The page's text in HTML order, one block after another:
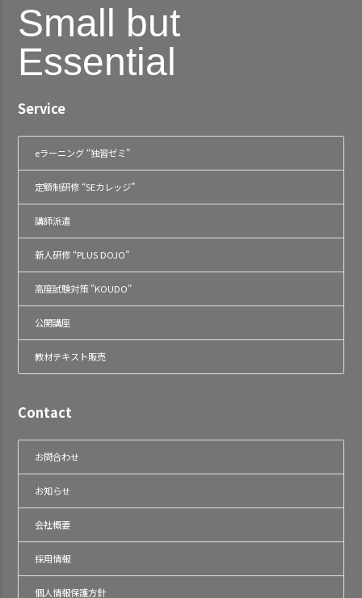
Small but
Essential
Service
eラーニング “独習ゼミ”
定額制研修 “SEカレッジ”
講師派遣
新人研修 “PLUS DOJO”
高度試験対策 "KOUDO"
公開講座
教材テキスト販売
Contact
お問合わせ
お知らせ
会社概要
採用情報
個人情報保護方針